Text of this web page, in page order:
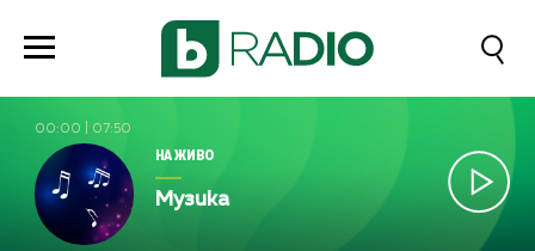
00:00 07:50
НА ЖИВО
Музика